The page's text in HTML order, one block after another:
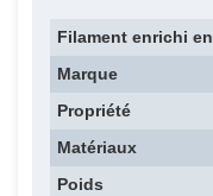
Filament enrichi en
Marque
Propriété
Matériaux
Poids